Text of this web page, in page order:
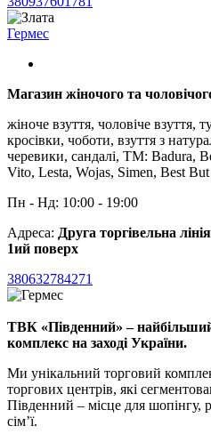
Гермес
Магазин жіночого та
жіноче взуття, чоловіче взуття,
кросівки, чоботи, взуття з
черевики, сандалі, TM: Badura,
Vito, Lesta, Wojas, Simen, Best But
Пн - Нд: 10:00 - 19:00
Адреса: Друга торгівельна
1ий поверх
380632784271
ТВК «Південний» –
комплекс на заході України.
Ми унікальний торговий
торгових центрів, які
Південний – місце для шопінгу,
сім’ї.